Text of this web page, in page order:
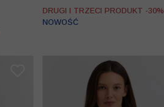
DRUGI I TRZECI PRODUKT -30%
NOWOŚĆ